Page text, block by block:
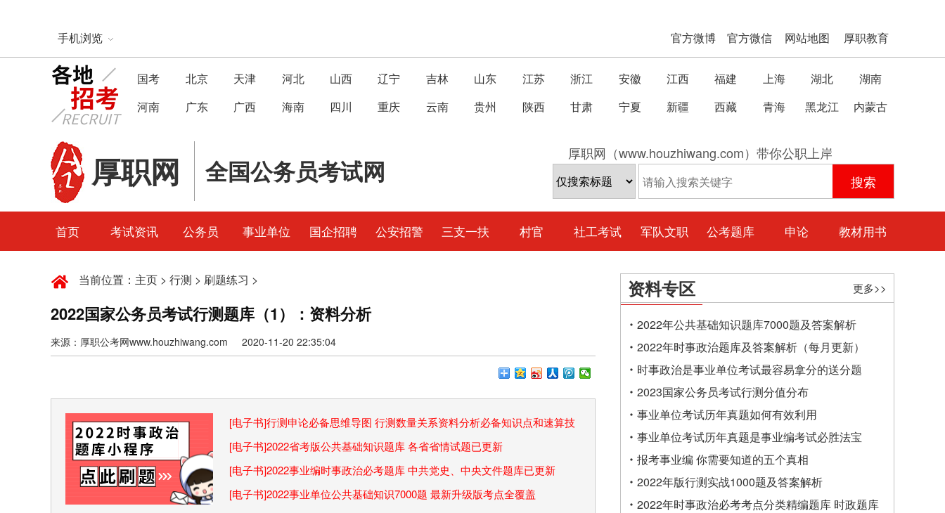
手机浏览 官方微博 官方微信 网站地图 厚职教育
国考 北京 天津 河北 山西 辽宁 吉林 山东 江苏 浙江 安徽 江西 福建 上海 湖北
湖南
河南
广东 广西 海南 四川 重庆 云南 贵州 陕西 甘肃 宁夏 新疆 西藏 青海 黑龙江 内蒙古
厚职网 全国公务员考试网
厚职网（www.houzhiwang.com）带你公职上岸
首页 考试资讯 公务员 事业单位 国企招聘 公安招警 三支一扶 村官 社工考试 军队文职 公考题库 申论 教材用书
当前位置： 主页 > 行测 > 刷题练习 >
2022国家公务员考试行测题库（1）：资料分析
来源：厚职公考网www.houzhiwang.com 2020-11-20 22:35:04
[电子书]行测申论必备思维导图 行测数量关系资料分析必备知识点和速算技
巧
[电子书]2022省考版公共基础知识题库 各省省情试题已更新
[电子书]2022事业编时事政治必考题库 中共党史、中央文件题库已更新
[电子书]2022事业单位公共基础知识7000题 最新升级版考点全覆盖
资料专区 更多>>
2022年公共基础知识题库7000题及答案解析
2022年时事政治题库及答案解析（每月更新）
时事政治是事业单位考试最容易拿分的送分题
2023国家公务员考试行测分值分布
事业单位考试历年真题如何有效利用
事业单位考试历年真题是事业编考试必胜法宝
报考事业编 你需要知道的五个真相
2022年版行测实战1000题及答案解析
2022年时事政治必考考点分类精编题库 时政题库